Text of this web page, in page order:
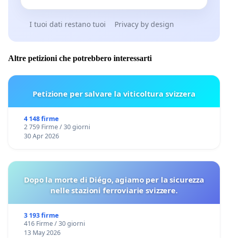
I tuoi dati restano tuoi Privacy by design
Altre petizioni che potrebbero interessarti
Petizione per salvare la viticoltura svizzera
4 148 firme
2 759 Firme / 30 giorni
30 Apr 2026
Dopo la morte di Diégo, agiamo per la sicurezza
nelle stazioni ferroviarie svizzere.
3 193 firme
416 Firme / 30 giorni
13 May 2026